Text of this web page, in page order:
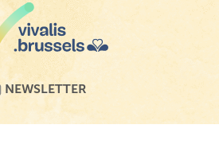
NEWSLETTER